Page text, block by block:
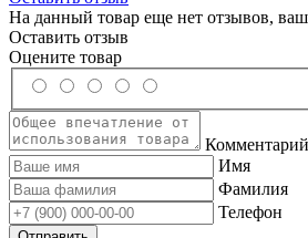
На данный товар еще нет отзывов,
Оставить отзыв
Оцените товар
Комментарий
Имя
Фамилия
Телефон